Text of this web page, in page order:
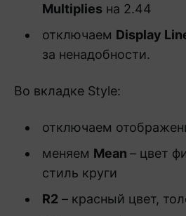
Multipliesна 2.44
отключаем Display
за ненадобности.
Во вкладке Style:
отключаем
меняем Mean – цвет
стиль круги
R2– красный цвет,